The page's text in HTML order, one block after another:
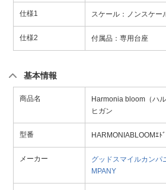
仕様1 スケール：ノンスケー
仕様2 付属品：専用台座
基本情報
商品名
Harmonia bloom（ハ
ヒガン
型番 HARMONIABLOOMｴﾄ
メーカー
グッドスマイルカンパ
MPANY